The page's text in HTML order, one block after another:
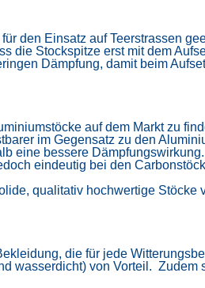
den Einsatz auf Teerstrassen
Stockspitze erst mit dem
Dämpfung, damit beim
auf dem Marktzu
im Gegensatz zu den
eine bessere Dämpfungswirkung.
eindeutig bei den
qualitativ hochwertige Stöcke
die für jede
wasserdicht) von Vorteil.